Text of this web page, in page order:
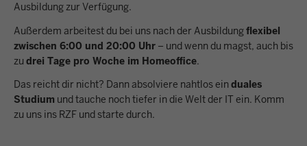
Ausbildung zur Verfügung.
Außerdem arbeitest du bei uns nach der Ausbildungflexibel
zwischen 6:00 und 20:00 Uhr – und wenn du magst, auch bis
zu drei Tage pro Woche im Homeoffice.
Das reicht dir nicht? Dann absolviere nahtlos ein duales
Studium und tauche noch tiefer in die Welt der IT ein. Komm
zu uns ins RZF und starte durch.